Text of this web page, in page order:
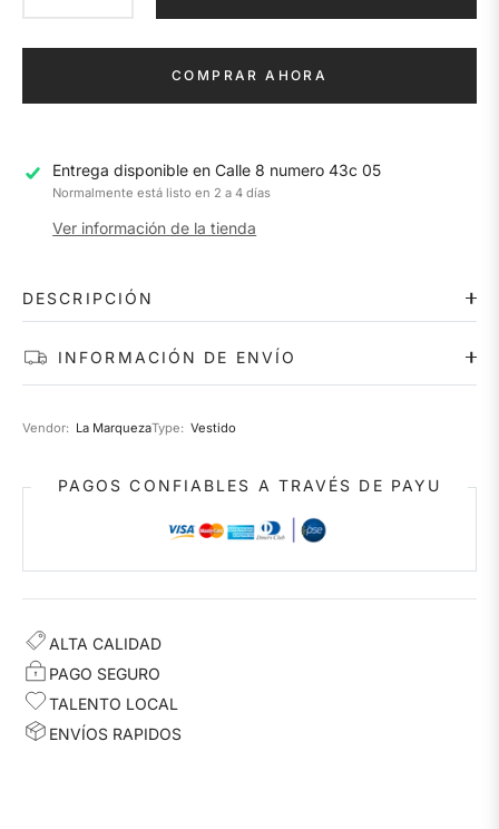
COMPRAR AHORA
Entrega disponible enCalle 8 numero 43c 05
Normalmente está listo en 2 a 4 días
Ver información de la tienda
DESCRIPCIÓN
INFORMACIÓN DE ENVÍO
Vendor: La MarquezaType: Vestido
PAGOS CONFIABLES A TRAVÉS DE PAYU
ALTA CALIDAD
PAGO SEGURO
TALENTO LOCAL
ENVÍOS RAPIDOS